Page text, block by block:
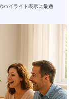
ハイライト表示に最適